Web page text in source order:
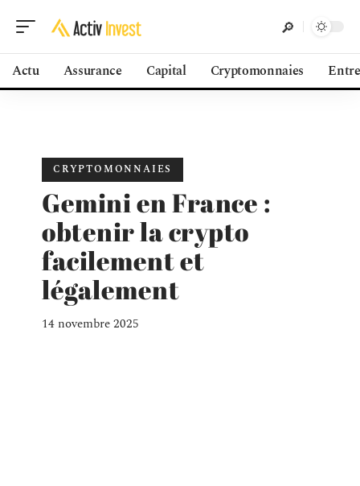
Actu Assurance Capital Cryptomonnaies
CRYPTOMONNAIES
Gemini en France :
obtenir la crypto
facilement et
légalement
14 novembre 2025